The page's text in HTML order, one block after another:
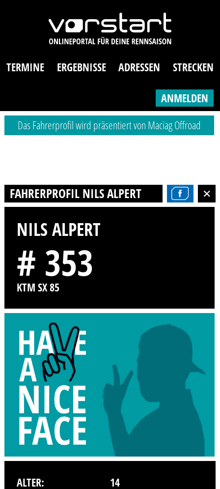
TERMINE ERGEBNISSE ADRESSEN STRECKEN
ANMELDEN
Das Fahrerprofil wird präsentiert von Maciag Offroad
FAHRERPROFIL NILS ALPERT
NILS ALPERT
# 353
KTM SX 85
ALTER:
14